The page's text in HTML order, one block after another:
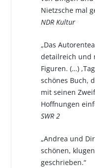
Nietzsche mal
NDR Kultur
„Das
detailreich und
Figuren. (…)
schönes Buch,
mit seinen
Hoffnungen
SWR 2
„Andrea und
schönen,
geschrieben.“